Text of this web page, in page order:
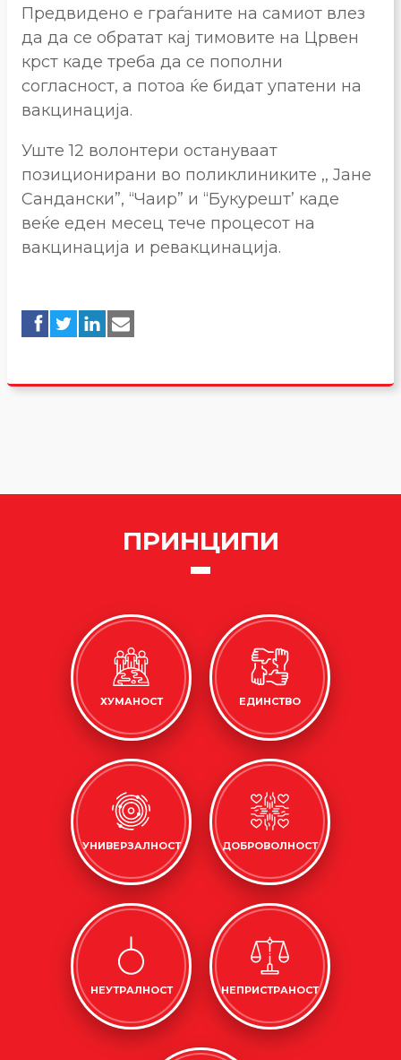
Предвидено е граѓаните на самиот влез
да да се обратат кај тимовите на Црвен
крст каде треба да се пополни
согласност, а потоа ќе бидат упатени на
вакцинација.
Уште 12 волонтери остануваат
позиционирани во поликлиниките ,, Јане
Сандански”, “Чаир” и “Букурешт’ каде
веќе еден месец тече процесот на
вакцинација и ревакцинација.
ПРИНЦИПИ
ХУМАНОСТ ЕДИНСТВО
УНИВЕРЗАЛНОСТ ДОБРОВОЛНОСТ
НЕУТРАЛНОСТ НЕПРИСТРАНОСТ